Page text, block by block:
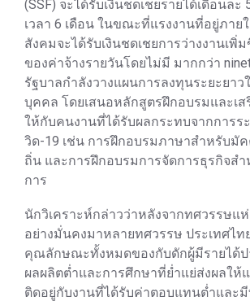
(SSF) จะได้รับเงินชดเชยรายได้เดือนละ
เวลา 6 เดือน ในขณะที่แรงงานที่อยู่ภาย
สังคมจะได้รับเงินชดเชยการว่างงานเพิ่
ของค่าจ้างรายวันโดยไม่มี มากกว่า
รัฐบาลกำลังวางแผนการลงทุนระยะยา
บุคคล โดยเสนอหลักสูตรฝึกอบรมและเส
ให้กับคนงานที่ได้รับผลกระทบจากการร
วิด-19 เช่น การฝึกอบรมภาษาสำหรับมั
ถิ่น และการฝึกอบรมการจัดการธุรกิจส
การ
นักวิเคราะห์กล่าวว่าหลังจากทศวรรษแห่
อย่างมั่นคงมาหลายทศวรรษ ประเทศไท
คุณลักษณะทั้งหมดของกับดักผู้มีรายได้ป
ผลผลิตต่ำและการศึกษาที่ย่ำแย่ส่งผลให้
ติดอยู่กับงานที่ได้รับค่าตอบแทนต่ำและ